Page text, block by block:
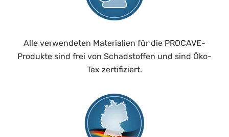
Alle verwendeten Materialien für die PROCAVE-
Produkte sind frei von Schadstoffen und sind Öko-
Tex zertifiziert.